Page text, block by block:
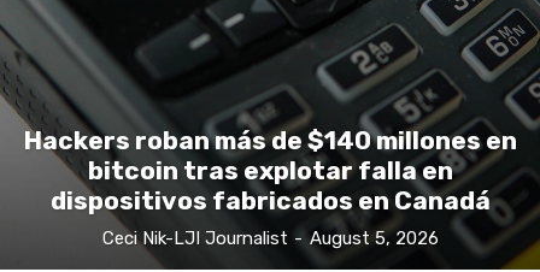
Hackers roban más de $140 millones en
bitcoin tras explotar falla en
dispositivos fabricados en Canadá
Ceci Nik-LJI Journalist August 5, 2026